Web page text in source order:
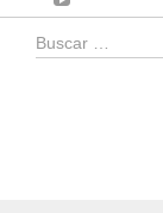
Buscar